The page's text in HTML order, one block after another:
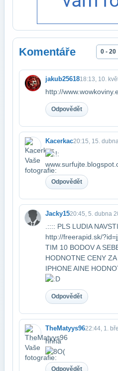
Komentáře 0 - 20
jakub2561818:13, 10.
http://
Odpovědět
Kacerkac20:15, 15.
Odpovědět
Jacky1520:45, 5. dubna
.:::: PLS LUDIA
http://freerapid.sk/
TIM 10 BODOV A
HODNOTNE CENY
IPHONE A​INE
Odpovědět
TheMatyys9622:44, 1.
hhha
Odpovědět